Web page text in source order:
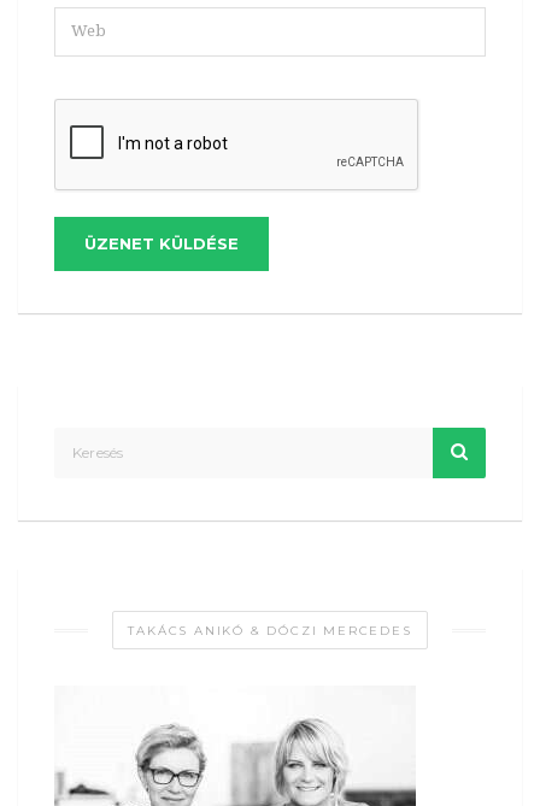
ÜZENET KÜLDÉSE
TAKÁCS ANIKÓ & DÓCZI MERCEDES